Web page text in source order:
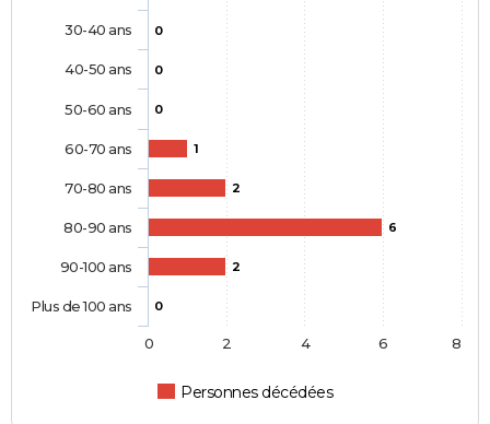
0
0
0
1
2
6
2
0
Personnes décédées
30-40 ans
40-50 ans
50-60 ans
60-70 ans
70-80 ans
80-90 ans
90-100 ans
Plus de 100 ans
0 2 4 6 8